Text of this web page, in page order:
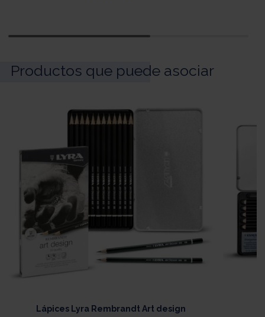
Productos que puede asociar
Lápices Lyra Rembrandt Art design